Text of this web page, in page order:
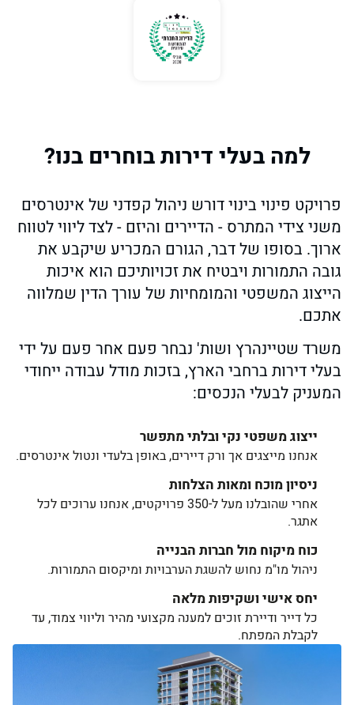
למה בעלי דירות בוחרים בנו?
פרויקט פינוי בינוי דורש ניהול קפדני של אינטרסים
משני צידי המתרס - הדיירים והיזם - לצד ליווי לטווח
ארוך. בסופו של דבר, הגורם המכריע שיקבע את
גובה התמורות ויבטיח את זכויותיכם הוא איכות
הייצוג המשפטי והמומחיות של עורך הדין שמלווה
אתכם.
משרד שטיינהרץ ושות' נבחר פעם אחר פעם על ידי
בעלי דירות ברחבי הארץ, בזכות מודל עבודה ייחודי
המעניק לבעלי הנכסים:
ייצוג משפטי נקי ובלתי מתפשר
אנחנו מייצגים אך ורק דיירים, באופן בלעדי ונטול אינטרסים.
ניסיון מוכח ומאות הצלחות
אחרי שהובלנו מעל ל-350 פרויקטים, אנחנו ערוכים לכל
אתגר.
כוח מיקוח מול חברות הבנייה
ניהול מו"מ נחוש להשגת הערבויות ומיקסום התמורות.
יחס אישי ושקיפות מלאה
כל דייר ודיירת זוכים למענה מקצועי מהיר וליווי צמוד, עד
לקבלת המפתח.